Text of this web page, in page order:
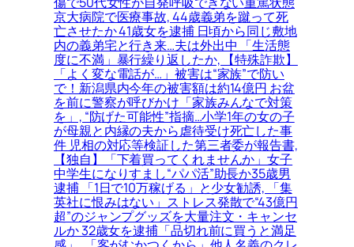
京大病院で医療事故, 44歳義弟を蹴って死
亡させたか 41歳女を逮捕 日頃から同じ敷地
内の義弟宅と行き来…夫は外出中 「生活態
度に不満」暴行繰り返したか, 【特殊詐欺】
「よく変な電話が…」被害は“家族”で防い
で！新潟県内今年の被害額は約14億円 お盆
を前に警察が呼びかけ「家族みんなで対策
を」, “防げた可能性”指摘…小学1年の女の子
が母親と内縁の夫から虐待受け死亡した事
件 児相の対応等検証した第三者委が報告書,
【独自】「下着買ってくれませんか」女子
中学生になりすまし“パパ活”助長か35歳男
逮捕 「1日で10万稼げる」と少女勧誘, 「集
英社に恨みはない」ストレス発散で“43億円
超”のジャンプグッズを大量注文・キャンセ
ルか 32歳女を逮捕「品切れ前に買うと満足